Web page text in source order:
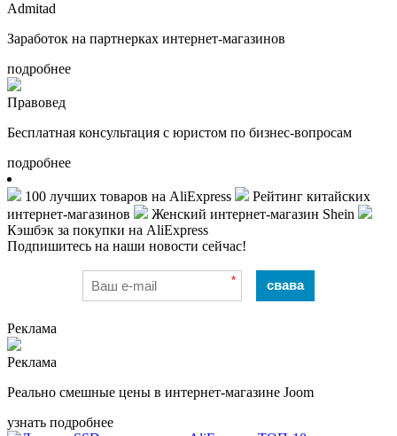
Admitad
Заработок на партнерках интернет-магазинов
подробнее
Правовед
Бесплатная консультация с юристом по бизнес-вопросам
подробнее
100 лучших товаров на AliExpress
Рейтинг китайских
интернет-магазинов
Женский интернет-магазин Shein
Кэшбэк за покупки на AliExpress
Подпишитесь на наши новости сейчас!
* свава
Реклама
Реклама
Реально смешные цены в интернет-магазине Joom
узнать подробнее